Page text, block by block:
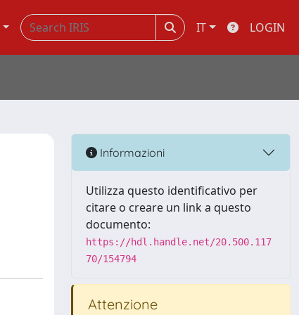
IT LOGIN
Informazioni
Utilizza questo identificativo per
citare o creare un link a questo
documento:
https://hdl.handle.net/20.500.117
70/154794
Attenzione